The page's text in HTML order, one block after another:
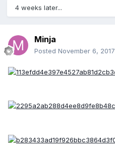
4 weeks later...
Minja
Posted November 6, 2017